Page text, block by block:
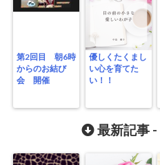
第2回目 朝6時
からのお結び
会 開催
優しくたくまし
い心を育てた
い！！
最新記事 -